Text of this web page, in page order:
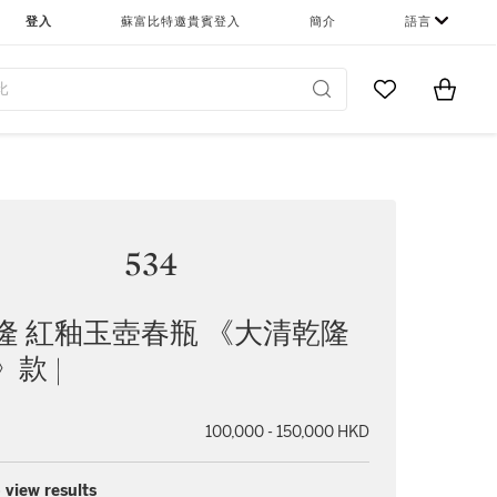
登入 蘇富比特邀貴賓登入 簡介 語言
Go to MyItems
534
紅釉玉壺春瓶 《大清乾隆
款 |
100,000 - 150,000 HKD
view results